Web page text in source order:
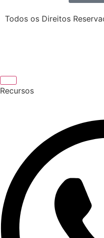
Todos os Direitos
Recursos